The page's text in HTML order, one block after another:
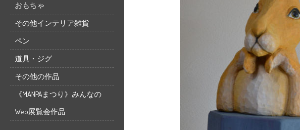
おもちゃ
その他インテリア雑貨
ペン
道具・ジグ
その他の作品
《MANPAまつり》みんなの
Web展覧会作品